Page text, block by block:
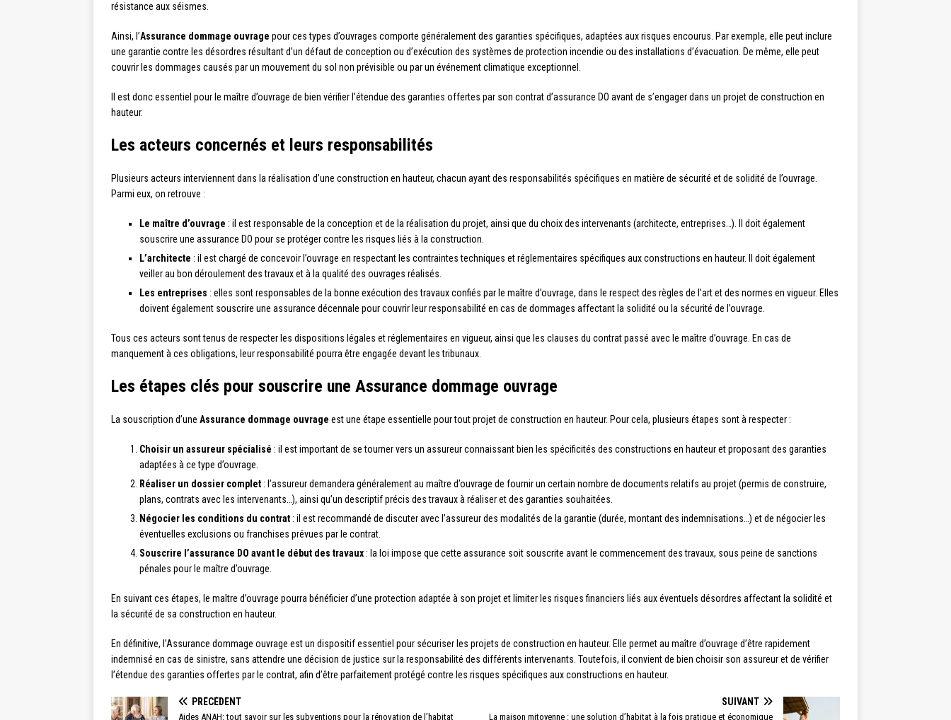
résistance aux séismes.
Ainsi, l’Assurance dommage ouvrage pour ces types d’ouvrages comporte généralement des garanties spécifiques, adaptées aux risques encourus. Par exemple, elle peut inclure
une garantie contre les désordres résultant d’un défaut de conception ou d’exécution des systèmes de protection incendie ou des installations d’évacuation. De même, elle peut
couvrir les dommages causés par un mouvement du sol non prévisible ou par un événement climatique exceptionnel.
Il est donc essentiel pour le maître d’ouvrage de bien vérifier l’étendue des garanties offertes par son contrat d’assurance DO avant de s’engager dans un projet de construction en
hauteur.
Les acteurs concernés et leurs responsabilités
Plusieurs acteurs interviennent dans la réalisation d’une construction en hauteur, chacun ayant des responsabilités spécifiques en matière de sécurité et de solidité de l’ouvrage.
Parmi eux, on retrouve :
Le maître d’ouvrage : il est responsable de la conception et de la réalisation du projet, ainsi que du choix des intervenants (architecte, entreprises…). Il doit également
souscrire une assurance DO pour se protéger contre les risques liés à la construction.
L’architecte : il est chargé de concevoir l’ouvrage en respectant les contraintes techniques et réglementaires spécifiques aux constructions en hauteur. Il doit également
veiller au bon déroulement des travaux et à la qualité des ouvrages réalisés.
Les entreprises : elles sont responsables de la bonne exécution des travaux confiés par le maître d’ouvrage, dans le respect des règles de l’art et des normes en vigueur. Elles
doivent également souscrire une assurance décennale pour couvrir leur responsabilité en cas de dommages affectant la solidité ou la sécurité de l’ouvrage.
Tous ces acteurs sont tenus de respecter les dispositions légales et réglementaires en vigueur, ainsi que les clauses du contrat passé avec le maître d’ouvrage. En cas de
manquement à ces obligations, leur responsabilité pourra être engagée devant les tribunaux.
Les étapes clés pour souscrire une Assurance dommage ouvrage
La souscription d’une Assurance dommage ouvrage est une étape essentielle pour tout projet de construction en hauteur. Pour cela, plusieurs étapes sont à respecter :
Choisir un assureur spécialisé : il est important de se tourner vers un assureur connaissant bien les spécificités des constructions en hauteur et proposant des garanties
adaptées à ce type d’ouvrage.
Réaliser un dossier complet : l’assureur demandera généralement au maître d’ouvrage de fournir un certain nombre de documents relatifs au projet (permis de construire,
plans, contrats avec les intervenants…), ainsi qu’un descriptif précis des travaux à réaliser et des garanties souhaitées.
Négocier les conditions du contrat : il est recommandé de discuter avec l’assureur des modalités de la garantie (durée, montant des indemnisations…) et de négocier les
éventuelles exclusions ou franchises prévues par le contrat.
Souscrire l’assurance DO avant le début des travaux : la loi impose que cette assurance soit souscrite avant le commencement des travaux, sous peine de sanctions
pénales pour le maître d’ouvrage.
En suivant ces étapes, le maître d’ouvrage pourra bénéficier d’une protection adaptée à son projet et limiter les risques financiers liés aux éventuels désordres affectant la solidité et
la sécurité de sa construction en hauteur.
En définitive, l’Assurance dommage ouvrage est un dispositif essentiel pour sécuriser les projets de construction en hauteur. Elle permet au maître d’ouvrage d’être rapidement
indemnisé en cas de sinistre, sans attendre une décision de justice sur la responsabilité des différents intervenants. Toutefois, il convient de bien choisir son assureur et de vérifier
l’étendue des garanties offertes par le contrat, afin d’être parfaitement protégé contre les risques spécifiques aux constructions en hauteur.
PRÉCÉDENT
Aides ANAH: tout savoir sur les subventions pour la rénovation de l’habitat
SUIVANT
La maison mitoyenne : une solution d’habitat à la fois pratique et économique